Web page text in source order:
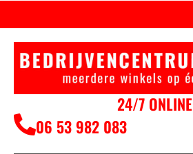
24/7 ONLINE
06 53 982 083